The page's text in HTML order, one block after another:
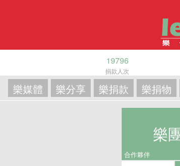
19796
捐款人次
樂媒體 樂分享 樂捐款 樂捐物
樂
合作夥伴